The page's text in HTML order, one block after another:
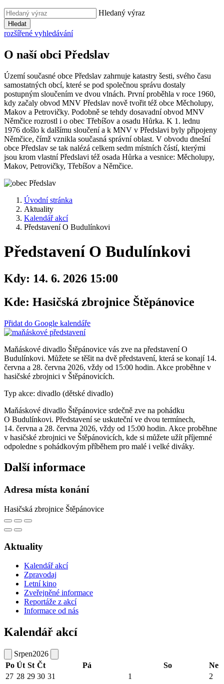
Hledaný výraz
Hledat
rozšířené vyhledávání
O naší obci Předslav
Území současné obce Předslav zahrnuje katastry šesti, svého času
samostatných obcí, které se pod společnou správu dostaly
postupným sloučením ve dvou vlnách. První proběhla v roce 1960,
kdy začaly obvod MNV Předslav nově tvořit též obce Měcholupy,
Makov a Petrovičky. Podobně se tehdy dosavadní obvod MNV
Němčice rozrostl i o obec Třebíšov a osadu Hůrka. K 1. lednu
1976 došlo k dalšímu sloučení a k MNV v Předslavi byly připojeny
Němčice, čímž vznikla současná správní oblast. V obvodu dnešní
obce Předslav se tak nalézá celkem sedm místních částí, kterými
jsou krom vlastní Předslavi též osada Hůrka a vesnice: Měcholupy,
Makov, Petrovičky, Třebíšov a Němčice.
Úvodní stránka
Aktuality
Kalendář akcí
Představení O Budulínkovi
Představení O Budulínkovi
Kdy: 14. 6. 2026 15:00
Kde: Hasičská zbrojnice Štěpánovice
Přidat do Google kalendáře
Maňáskové divadlo Štěpánovice vás zve na představení O
Budulínkovi. Můžete se těšit na dvě představení, která se konají 14.
června a 28. června 2026, vždy od 15:00 hodin. Akce proběhne v
hasičské zbrojnici v Štěpánovicích.
Typ akce: divadlo (dětské divadlo)
Maňáskové divadlo Štěpánovice srdečně zve na pohádku
O Budulínkovi. Představení se uskuteční ve dvou termínech,
14. června a 28. června 2026, vždy od 15:00 hodin. Akce proběhne
v hasičské zbrojnici ve Štěpánovicích, kde si můžete užít příjemné
odpoledne s pohádkovým příběhem pro malé i velké diváky.
Další informace
Adresa místa konání
Hasičská zbrojnice Štěpánovice
Aktuality
Kalendář akcí
Zpravodaj
Letní kino
Zveřejněné informace
Reportáže z akcí
Informace od nás
Kalendář akcí
Srpen2026
Po Út St Čt Pá So
Ne
27 28 29 30 31 1
2